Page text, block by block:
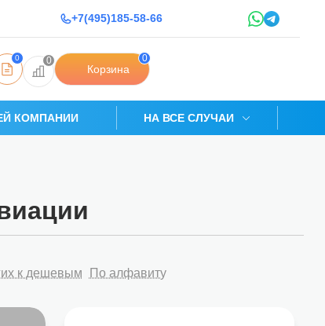
+7(495)185-58-66
0 0
Корзина
0
КОМПАНИИ НА ВСЕ СЛУЧАИ
к дешевым По алфавиту